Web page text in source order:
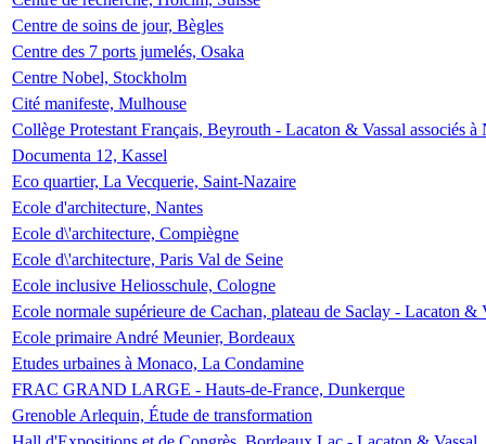
Centre de soins de jour, Bègles
Centre des 7 ports jumelés, Osaka
Centre Nobel, Stockholm
Cité manifeste, Mulhouse
Collège Protestant Français, Beyrouth - Lacaton & Vassal associés
Documenta 12, Kassel
Eco quartier, La Vecquerie, Saint-Nazaire
Ecole d'architecture, Nantes
Ecole d\'architecture, Compiègne
Ecole d\'architecture, Paris Val de Seine
Ecole inclusive Heliosschule, Cologne
Ecole normale supérieure de Cachan, plateau de Saclay - Lacaton &
Ecole primaire André Meunier, Bordeaux
Etudes urbaines à Monaco, La Condamine
FRAC GRAND LARGE - Hauts-de-France, Dunkerque
Grenoble Arlequin, Étude de transformation